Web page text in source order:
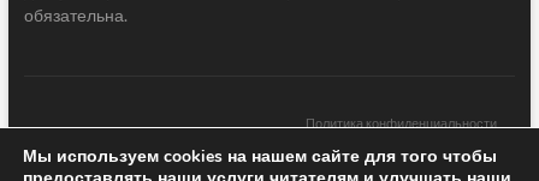
обязательна.
Политика конфиденциальности
Новости Грузии| Black Sea Press LTD © 2020 All Rights Reserved /
Мы используем cookies на нашем сайте для того чтобы